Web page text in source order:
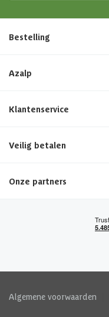
Bestelling
Azalp
Klantenservice
Veilig betalen
Onze partners
Algemene voorwaarden